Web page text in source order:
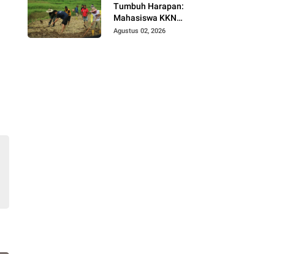
Tumbuh Harapan:
Mahasiswa KKN
Universitas Andalas
Agustus 02, 2026